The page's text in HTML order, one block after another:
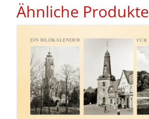
Ähnliche Produkte